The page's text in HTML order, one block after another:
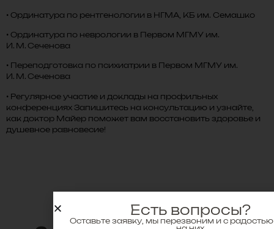
• Ординатура по рентгенологии в НГМА, КБ им. Семашко
• Ординатура по неврологии в Первом МГМУ им.
И. М. Сеченова
• Переподготовка по психиатрии в Первом МГМУ им.
И. М. Сеченова
• Регулярное участие и доклады на профильных
конференциях Запишитесь на консультацию и узнайте,
как доктор Майер поможет вам восстановить здоровье и
душевное равновесие!
Есть вопросы?
Оставьте заявку, мы перезвоним и с